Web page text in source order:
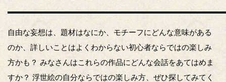
自由な妄想は、題材はなにか、モチーフにどんな意味がある
のか、詳しいことはよくわからない初心者ならではの楽しみ
方かも？ みなさんはこれらの作品にどんな会話をあてはめま
すか？ 浮世絵の自分ならではの楽しみ方、ぜひ探してみてく